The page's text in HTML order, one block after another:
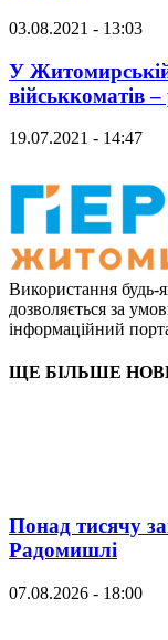
03.08.2021 - 13:03
У Житомирській
військкоматів –
19.07.2021 - 14:47
Використання будь-
дозволяється за
інформаційний
ЩЕ БІЛЬШЕ
Понад тисячу
Радомишлі
07.08.2026 - 18:00